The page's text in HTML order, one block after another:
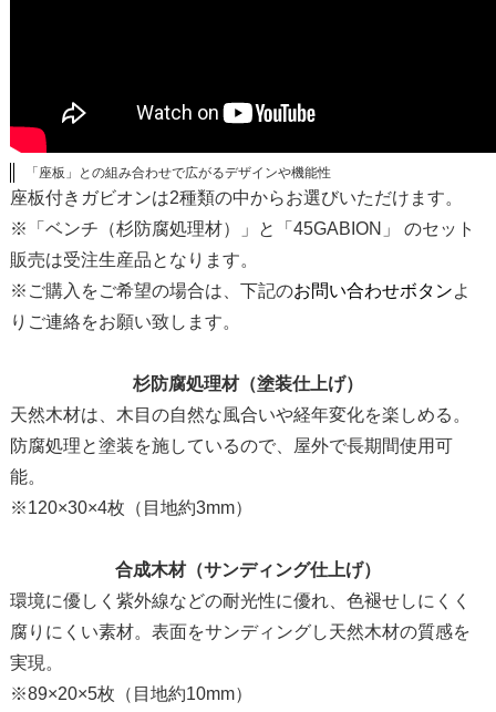
「座板」との組み合わせで広がるデザインや機能性
座板付きガビオンは2種類の中からお選びいただけます。
※「ベンチ（杉防腐処理材）」と「45GABION」 のセット
販売は受注生産品となります。
※ご購入をご希望の場合は、下記のお問い合わせボタンよ
りご連絡をお願い致します。
杉防腐処理材（塗装仕上げ）
天然木材は、木目の自然な風合いや経年変化を楽しめる。
防腐処理と塗装を施しているので、屋外で長期間使用可
能。
※120×30×4枚（目地約3mm）
合成木材（サンディング仕上げ）
環境に優しく紫外線などの耐光性に優れ、色褪せしにくく
腐りにくい素材。表面をサンディングし天然木材の質感を
実現。
※89×20×5枚（目地約10mm）